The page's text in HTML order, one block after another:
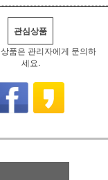
관심상품
품은 관리자에게 문의하
세요.